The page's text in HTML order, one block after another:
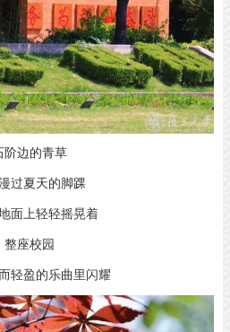
阶边的青草
过夏天的脚踝
面上轻轻摇晃着
整座校园
轻盈的乐曲里闪耀